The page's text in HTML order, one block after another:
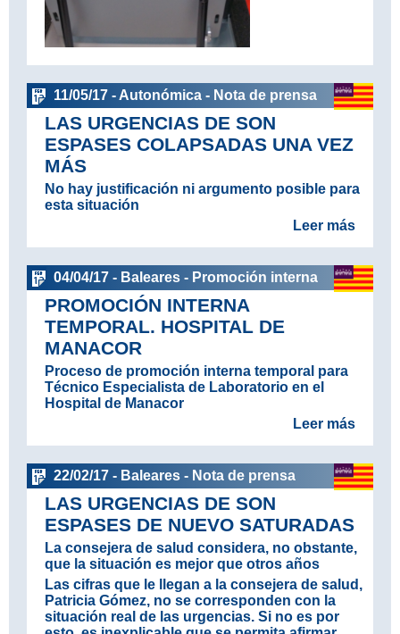
11/05/17 - Autonómica - Nota de prensa
LAS URGENCIAS DE SON
ESPASES COLAPSADAS UNA VEZ
MÁS
No hay justificación ni argumento posible para
esta situación
Leer más
04/04/17 - Baleares - Promoción interna
PROMOCIÓN INTERNA
TEMPORAL. HOSPITAL DE
MANACOR
Proceso de promoción interna temporal para
Técnico Especialista de Laboratorio en el
Hospital de Manacor
Leer más
22/02/17 - Baleares - Nota de prensa
LAS URGENCIAS DE SON
ESPASES DE NUEVO SATURADAS
La consejera de salud considera, no obstante,
que la situación es mejor que otros años
Las cifras que le llegan a la consejera de salud,
Patricia Gómez, no se corresponden con la
situación real de las urgencias. Si no es por